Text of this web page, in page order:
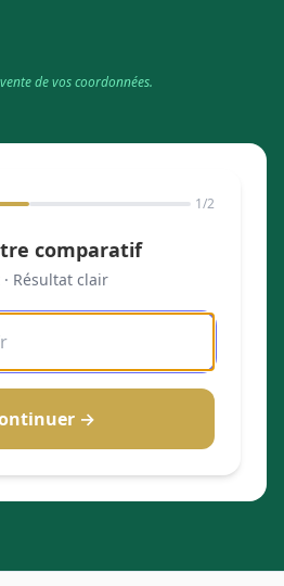
de vos coordonnées.
1/2
comparatif
Résultat clair
→